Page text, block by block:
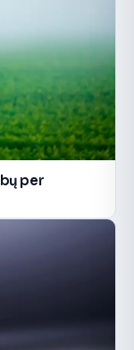
per